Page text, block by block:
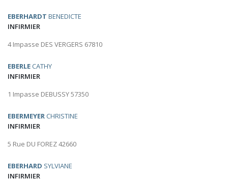
EBERHARDT BENEDICTE
INFIRMIER
4 Impasse DES VERGERS 67810
EBERLE CATHY
INFIRMIER
1 Impasse DEBUSSY 57350
EBERMEYER CHRISTINE
INFIRMIER
5 Rue DU FOREZ 42660
EBERHARD SYLVIANE
INFIRMIER